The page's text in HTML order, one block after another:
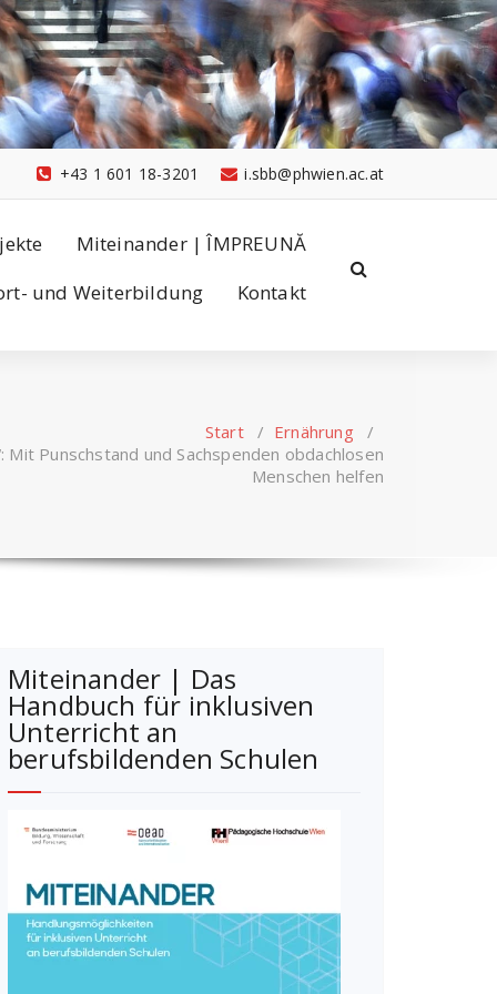
i.sbb@phwien.ac.at
+43 1 601 18-3201
Miteinander | ÎMPREUNĂ
und Weiterbildung
Kontakt
Start/ Ernährung /
Mit Punschstand und Sachspenden obdachlosen
Menschen helfen
Miteinander | Das
Handbuch für inklusiven
Unterricht an
berufsbildenden Schulen